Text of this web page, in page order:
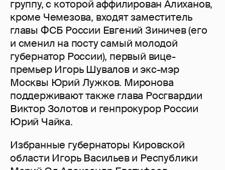
группу, с которой аффилирован Алиханов,
кроме Чемезова, входят заместитель
главы ФСБ России Евгений Зиничев (его
и сменил на посту самый молодой
губернатор России), первый вице-
премьер Игорь Шувалов и экс-мэр
Москвы Юрий Лужков. Миронова
поддерживают также глава Росгвардии
Виктор Золотов и генпрокурор России
Юрий Чайка.
Избранные губернаторы Кировской
области Игорь Васильев и Республики